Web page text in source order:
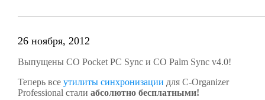
26 ноября, 2012
Выпущены CO Pocket PC Sync и CO Palm Sync v4.0!
Теперь все утилиты синхронизации для C-Organizer
Professional стали абсолютно бесплатными!